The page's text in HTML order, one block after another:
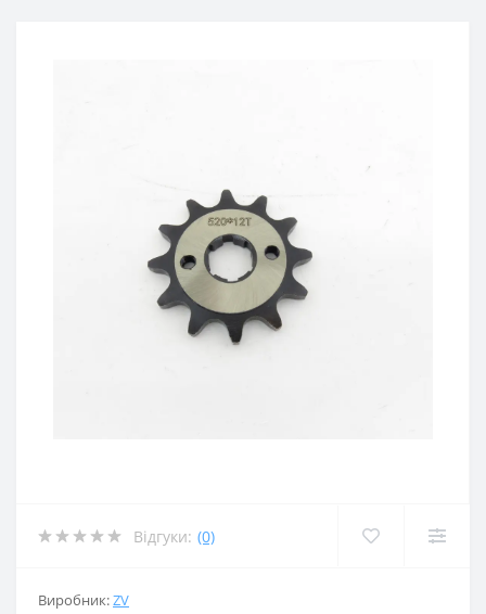
Відгуки: (0)
Виробник:ZV